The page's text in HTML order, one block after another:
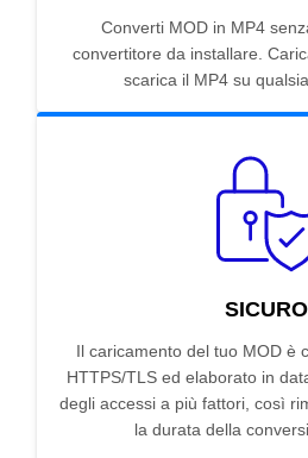
Converti MOD in MP4
convertitore da installare.
scarica il MP4 su
SICURO
Il caricamento del tuo MOD è
HTTPS/TLS ed elaborato in
degli accessi a più fattori, così
la durata della